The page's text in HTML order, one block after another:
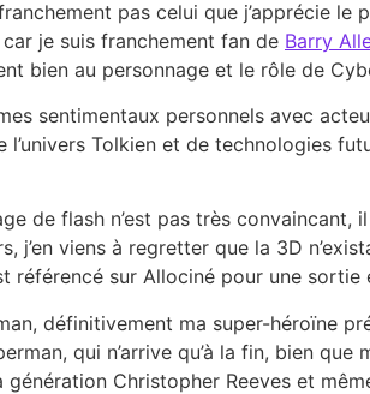
pas celui que j’apprécie
je suis franchement fan de Barry
bien au personnage et le rôle de
sentimentaux personnels avec
l’univers Tolkien et de technologies
de flash n’est pas très
j’en viens à regretter que la 3D
référencé sur Allociné pour une
définitivement ma super-héroïne
qui n’arrive qu’à la fin, bien
génération Christopher Reeves et